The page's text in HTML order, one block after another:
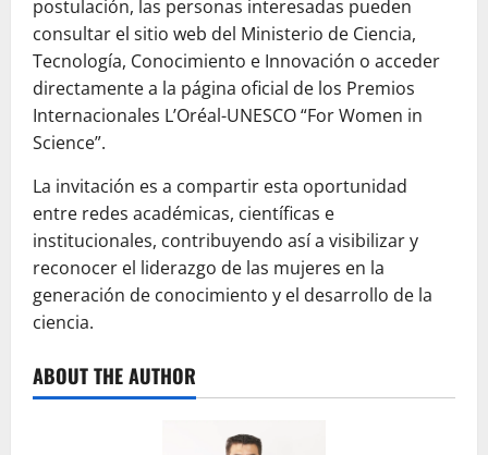
postulación, las personas interesadas pueden
consultar el sitio web del Ministerio de Ciencia,
Tecnología, Conocimiento e Innovación o acceder
directamente a la página oficial de los Premios
Internacionales L’Oréal-UNESCO “For Women in
Science”.
La invitación es a compartir esta oportunidad
entre redes académicas, científicas e
institucionales, contribuyendo así a visibilizar y
reconocer el liderazgo de las mujeres en la
generación de conocimiento y el desarrollo de la
ciencia.
ABOUT THE AUTHOR